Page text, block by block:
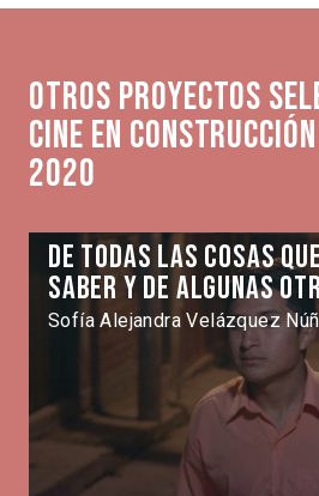
Otros proyectos
Cine en
2020
De todas las cosas
saber y de algunas
Sofía Alejandra Velázquez